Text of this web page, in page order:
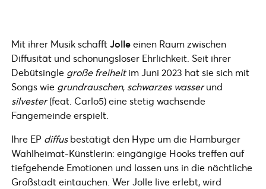
Mit ihrer Musik schafftJolleeinen Raum zwischen
Diffusität und schonungsloser Ehrlichkeit. Seit ihrer
Debütsingle große freiheitim Juni 2023 hat sie sich mit
Songs wie grundrauschen, schwarzes wasserund
silvester(feat. Carlo5) eine stetig wachsende
Fangemeinde erspielt.
Ihre EP diffusbestätigt den Hype um die Hamburger
Wahlheimat-Künstlerin: eingängige Hooks treffen auf
tiefgehende Emotionen und lassen uns in die nächtliche
Großstadt eintauchen. Wer Jolle live erlebt, wird